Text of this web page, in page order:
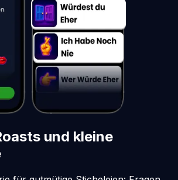
und kleine